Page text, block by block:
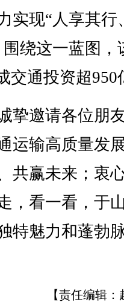
实现“人享其行
绕这一蓝图，
交通投资超950
邀请各位朋
运输高质量发
共赢未来；衷
，看一看，于
特魅力和蓬勃
【责任编辑：